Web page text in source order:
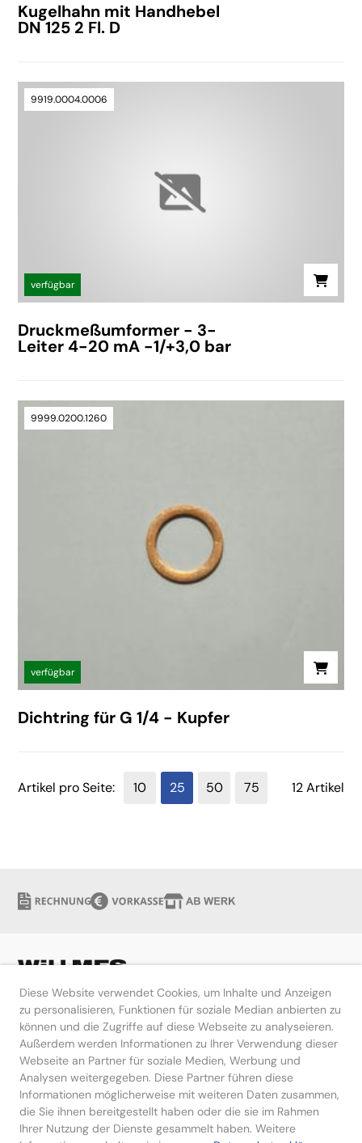
Diese Website verwendet Cookies, um Inhalte und Anzeigen
zu personalisieren, Funktionen für soziale Median anbierten zu
können und die Zugriffe auf diese Webseite zu analyseieren.
Außerdem werden Informationen zu Ihrer Verwendung dieser
Webseite an Partner für soziale Medien, Werbung und
Analysen weitergegeben. Diese Partner führen diese
Informationen möglicherweise mit weiteren Daten zusammen,
die Sie ihnen bereitgestellt haben oder die sie im Rahmen
Ihrer Nutzung der Dienste gesammelt haben. Weitere
Kugelhahn mit Handhebel
DN 125 2 Fl. D
9919.0004.0006
verfügbar
Druckmeßumformer - 3-
Leiter 4-20 mA -1/+3,0 bar
9999.0200.1260
verfügbar
Dichtring für G 1/4 - Kupfer
12 Artikel
Artikel pro Seite: 10 25 50 75
Hilfe
Kontakt